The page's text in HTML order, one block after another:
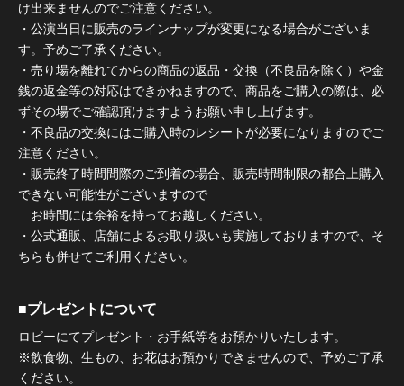
け出来ませんのでご注意ください。
・公演当日に販売のラインナップが変更になる場合がございま
す。予めご了承ください。
・売り場を離れてからの商品の返品・交換（不良品を除く）や金
銭の返金等の対応はできかねますので、商品をご購入の際は、必
ずその場でご確認頂けますようお願い申し上げます。
・不良品の交換にはご購入時のレシートが必要になりますのでご
注意ください。
・販売終了時間間際のご到着の場合、販売時間制限の都合上購入
できない可能性がございますので
お時間には余裕を持ってお越しください。
・公式通販、店舗によるお取り扱いも実施しておりますので、そ
ちらも併せてご利用ください。
■プレゼントについて
ロビーにてプレゼント・お手紙等をお預かりいたします。
※飲食物、生もの、お花はお預かりできませんので、予めご了承
ください。